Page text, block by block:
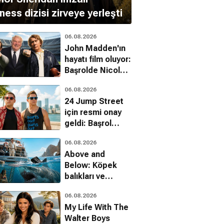
dizisi zirveye yerleşti
06.08.2026
John Madden'ın
hayatı film oluyor:
Başrolde Nicolas
06.08.2026
24 Jump Street
için resmi onay
geldi: Başrol
06.08.2026
Above and
Below: Köpek
balıkları ve
kartelleri karşı
karşıya
06.08.2026
My Life With The
Walter Boys